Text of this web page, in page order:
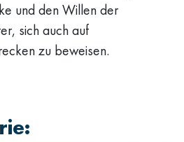
und den Willen der
sich auch auf
zu beweisen.